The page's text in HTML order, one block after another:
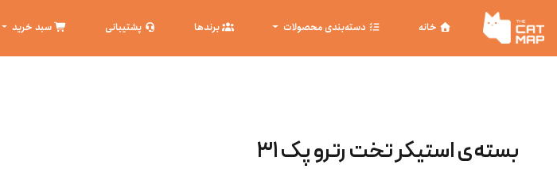
خانه دسته‌بندی محصولات برندها پشتیبانی سبد خرید
بسته‌ی استیکر تخت رترو پک ۳۱